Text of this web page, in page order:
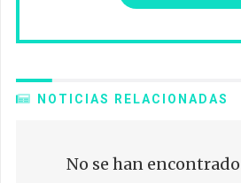
NOTICIAS RELACIONADAS
No se han